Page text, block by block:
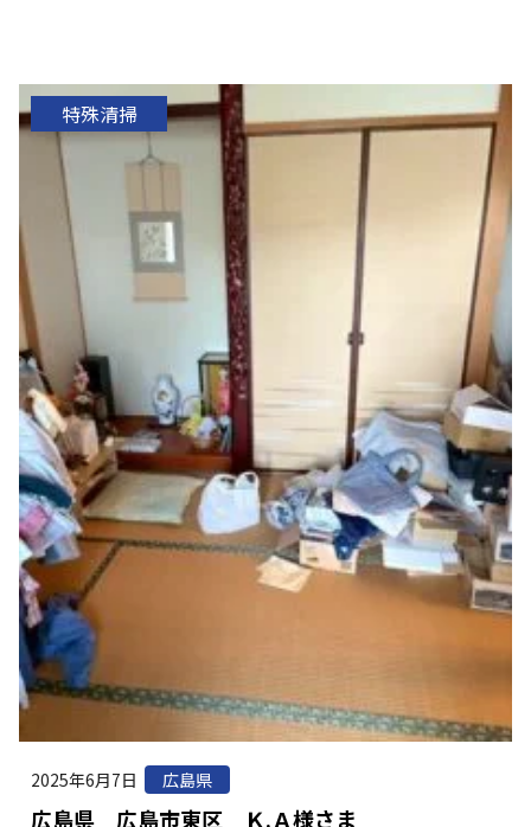
特殊清掃
2025年6月7日 広島県
広島県 広島市東区 Ｋ.Ａ様さま